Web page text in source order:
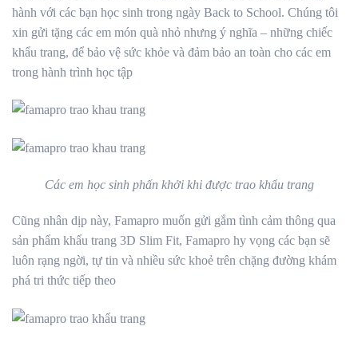
hành với các bạn học sinh trong ngày Back to School. Chúng tôi
xin gửi tặng các em món quà nhỏ nhưng ý nghĩa – những chiếc
khẩu trang, để bảo vệ sức khỏe và đảm bảo an toàn cho các em
trong hành trình học tập
Các em học sinh phấn khởi khi được trao khẩu trang
Cũng nhân dịp này, Famapro muốn gửi gắm tình cảm thông qua
sản phẩm khẩu trang 3D Slim Fit, Famapro hy vọng các bạn sẽ
luôn rạng ngời, tự tin và nhiều sức khoẻ trên chặng đường khám
phá tri thức tiếp theo